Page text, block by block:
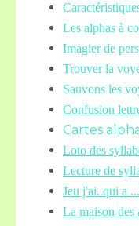
Les alphas à
Imagier de
Trouver la
Sauvons les
Confusion
Cartes
Loto des
Lecture de
Jeu j'ai..qui a
La maison des